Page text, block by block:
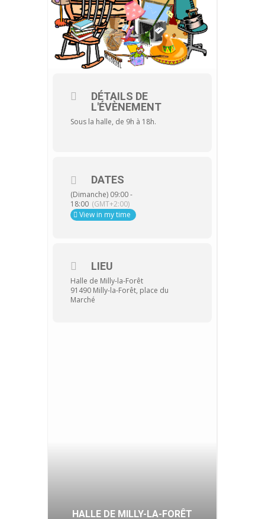
DÉTAILS DE
L'ÉVÈNEMENT
Sous la halle, de 9h à 18h.
DATES
(Dimanche) 09:00 -
18:00 (GMT+2:00)
View in my time
LIEU
Halle de Milly-la-Forêt
91490 Milly-la-Forêt, place du
Marché
HALLE DE MILLY-LA-FORÊT